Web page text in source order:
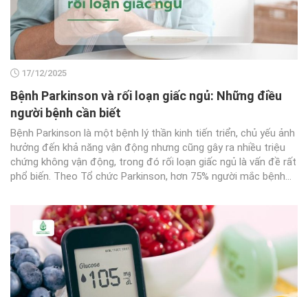
17/12/2025
Bệnh Parkinson và rối loạn giấc ngủ: Những điều
người bệnh cần biết
Bệnh Parkinson là một bệnh lý thần kinh tiến triển, chủ yếu ảnh
hưởng đến khả năng vận động nhưng cũng gây ra nhiều triệu
chứng không vận động, trong đó rối loạn giấc ngủ là vấn đề rất
phổ biến. Theo Tổ chức Parkinson, hơn 75% người mắc bệnh...